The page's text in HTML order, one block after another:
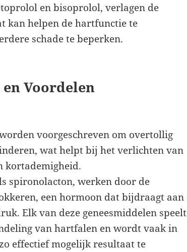
en bisoprolol, verlagen de
kan helpen de hartfunctie te
schade te beperken.
Voordelen
voorgeschreven om overtollig
wat helpt bij het verlichten van
kortademigheid.
spironolacton, werken door de
een hormoon dat bijdraagt aan
Elk van deze geneesmiddelen speelt
van hartfalen en wordt vaak in
effectief mogelijk resultaat te